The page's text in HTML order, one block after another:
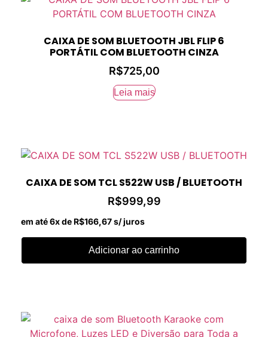
CAIXA DE SOM BLUETOOTH JBL FLIP 6
PORTÁTIL COM BLUETOOTH CINZA
R$725,00
Leia mais
CAIXA DE SOM TCL S522W USB / BLUETOOTH
R$999,99
em até 6x de R$166,67s/ juros
Adicionar ao carrinho